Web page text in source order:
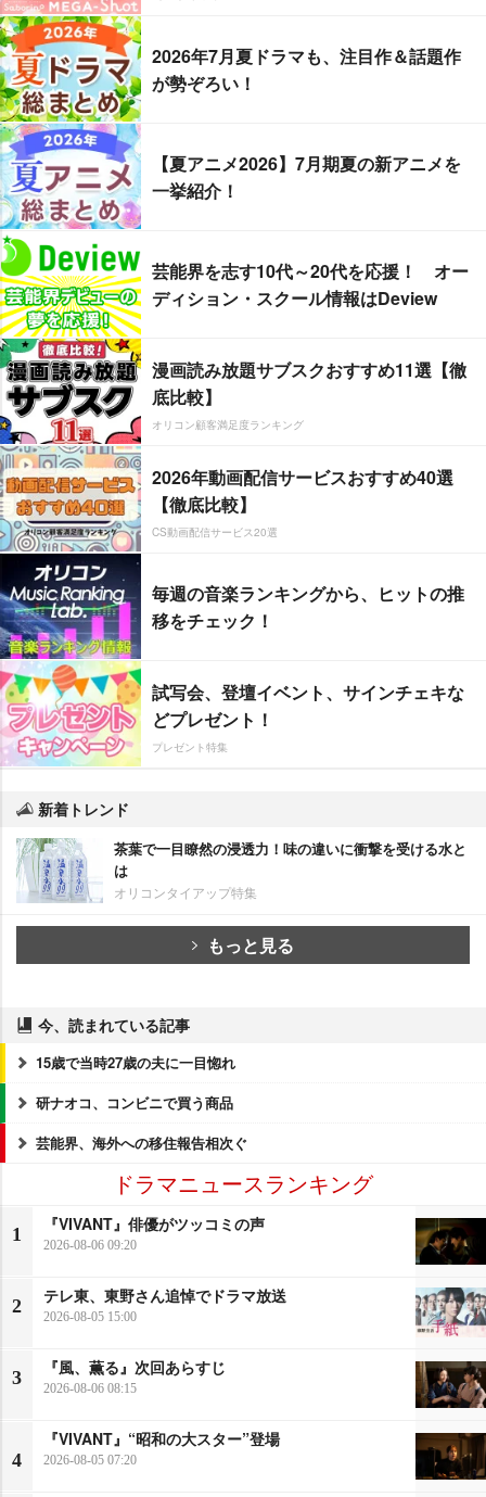
2026年7月夏ドラマも、注目作＆話題作
が勢ぞろい！
【夏アニメ2026】7月期夏の新アニメを
一挙紹介！
芸能界を志す10代～20代を応援！ オー
ディション・スクール情報はDeview
漫画読み放題サブスクおすすめ11選【徹
底比較】
オリコン顧客満足度ランキング
2026年動画配信サービスおすすめ40選
【徹底比較】
CS動画配信サービス20選
毎週の音楽ランキングから、ヒットの推
移をチェック！
試写会、登壇イベント、サインチェキな
どプレゼント！
プレゼント特集
新着トレンド
茶葉で一目瞭然の浸透力！味の違いに衝撃を受ける水と
は
オリコンタイアップ特集
もっと見る
今、読まれている記事
15歳で当時27歳の夫に一目惚れ
研ナオコ、コンビニで買う商品
芸能界、海外への移住報告相次ぐ
ドラマニュースランキング
1
『VIVANT』俳優がツッコミの声
2026-08-06 09:20
2
テレ東、東野さん追悼でドラマ放送
2026-08-05 15:00
3
『風、薫る』次回あらすじ
2026-08-06 08:15
4
『VIVANT』“昭和の大スター”登場
2026-08-05 07:20